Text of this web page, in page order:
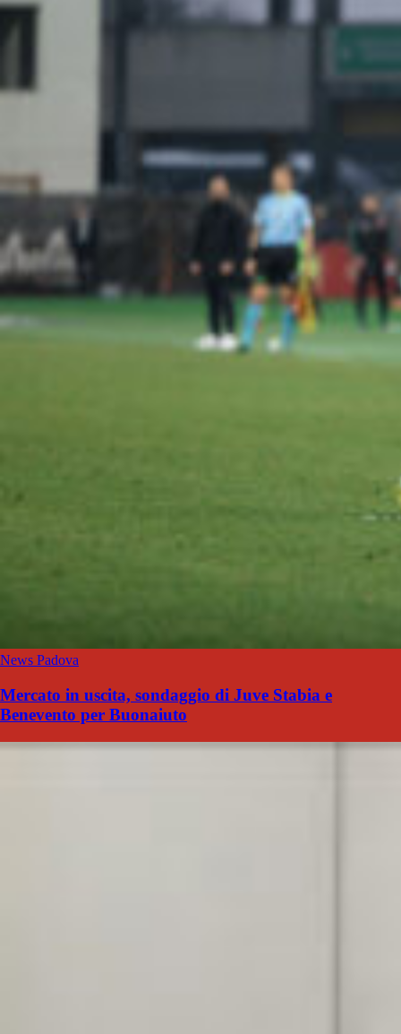
News Padova
Mercato in uscita, sondaggio di Juve Stabia e
Benevento per Buonaiuto